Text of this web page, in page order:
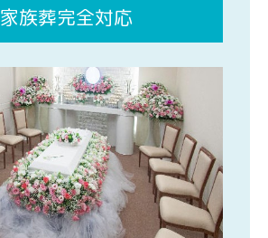
家族葬完全対応